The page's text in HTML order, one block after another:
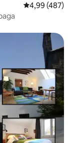
Средна
4,99 (487)